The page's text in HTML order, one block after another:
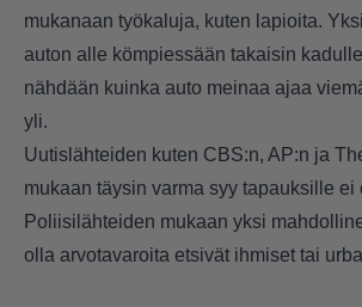
mukanaan työkaluja, kuten lapioita.
auton alle kömpiessään takaisin
nähdään kuinka auto meinaa ajaa
yli.
Uutislähteiden kuten CBS:n, AP:n ja
mukaan täysin varma syy tapauksille ei
Poliisilähteiden mukaan yksi
olla arvotavaroita etsivät ihmiset tai